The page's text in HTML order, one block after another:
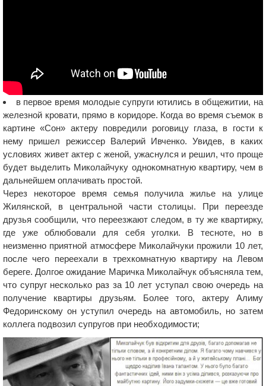
в первое время молодые супруги ютились в общежитии, на
железной кровати, прямо в коридоре. Когда во время съемок в
картине «Сон» актеру повредили роговицу глаза, в гости к
нему пришел режиссер Валерий Ивченко. Увидев, в каких
условиях живет актер с женой, ужаснулся и решил, что проще
будет выделить Миколайчуку однокомнатную квартиру, чем в
дальнейшем оплачивать простой.
Через некоторое время семья получила жилье на улице
Жилянской, в центральной части столицы. При переезде
друзья сообщили, что переезжают следом, в ту же квартирку,
где уже облюбовали для себя уголки. В тесноте, но в
неизменно приятной атмосфере Миколайчуки прожили 10 лет,
после чего переехали в трехкомнатную квартиру на Левом
береге. Долгое ожидание Маричка Миколайчук объясняла тем,
что супруг несколько раз за 10 лет уступал свою очередь на
получение квартиры друзьям. Более того, актеру Алиму
Федоринскому он уступил очередь на автомобиль, но затем
коллега подвозил супругов при необходимости;